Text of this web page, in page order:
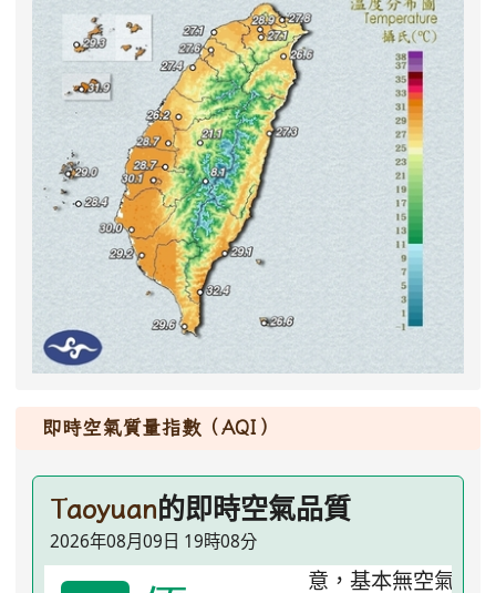
即時空氣質量指數（AQI）
Taoyuan的即時空氣品質
2026年08月09日 19時08分